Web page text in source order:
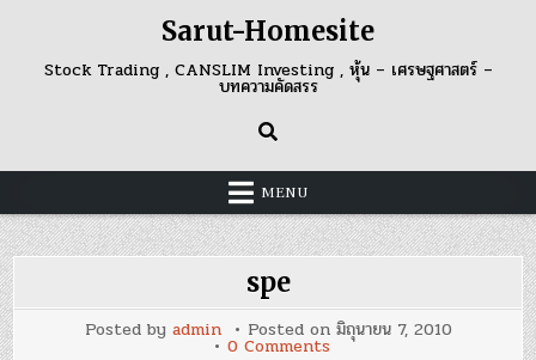
content
Sarut-Homesite
Stock Trading , CANSLIM Investing , หุ้น – เศรษฐศาสตร์ –
บทความคัดสรร
MENU
spe
Posted by admin Posted on มิถุนายน 7, 2010
0 Commentson